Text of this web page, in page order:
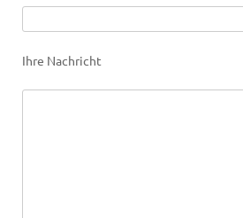
Ihre Nachricht